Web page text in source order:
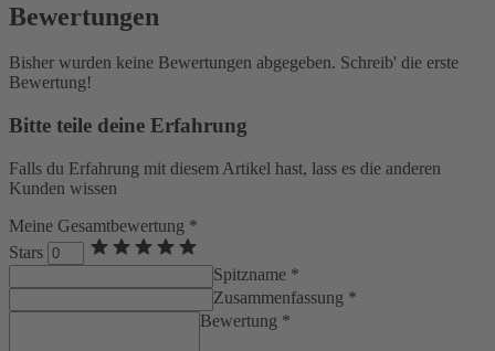
Bewertungen
Bisher wurden keine Bewertungen abgegeben. Schreib' die erste
Bewertung!
Bitte teile deine Erfahrung
Falls du Erfahrung mit diesem Artikel hast, lass es die anderen
Kunden wissen
Meine Gesamtbewertung *
Stars
Spitzname *
Zusammenfassung *
Bewertung *